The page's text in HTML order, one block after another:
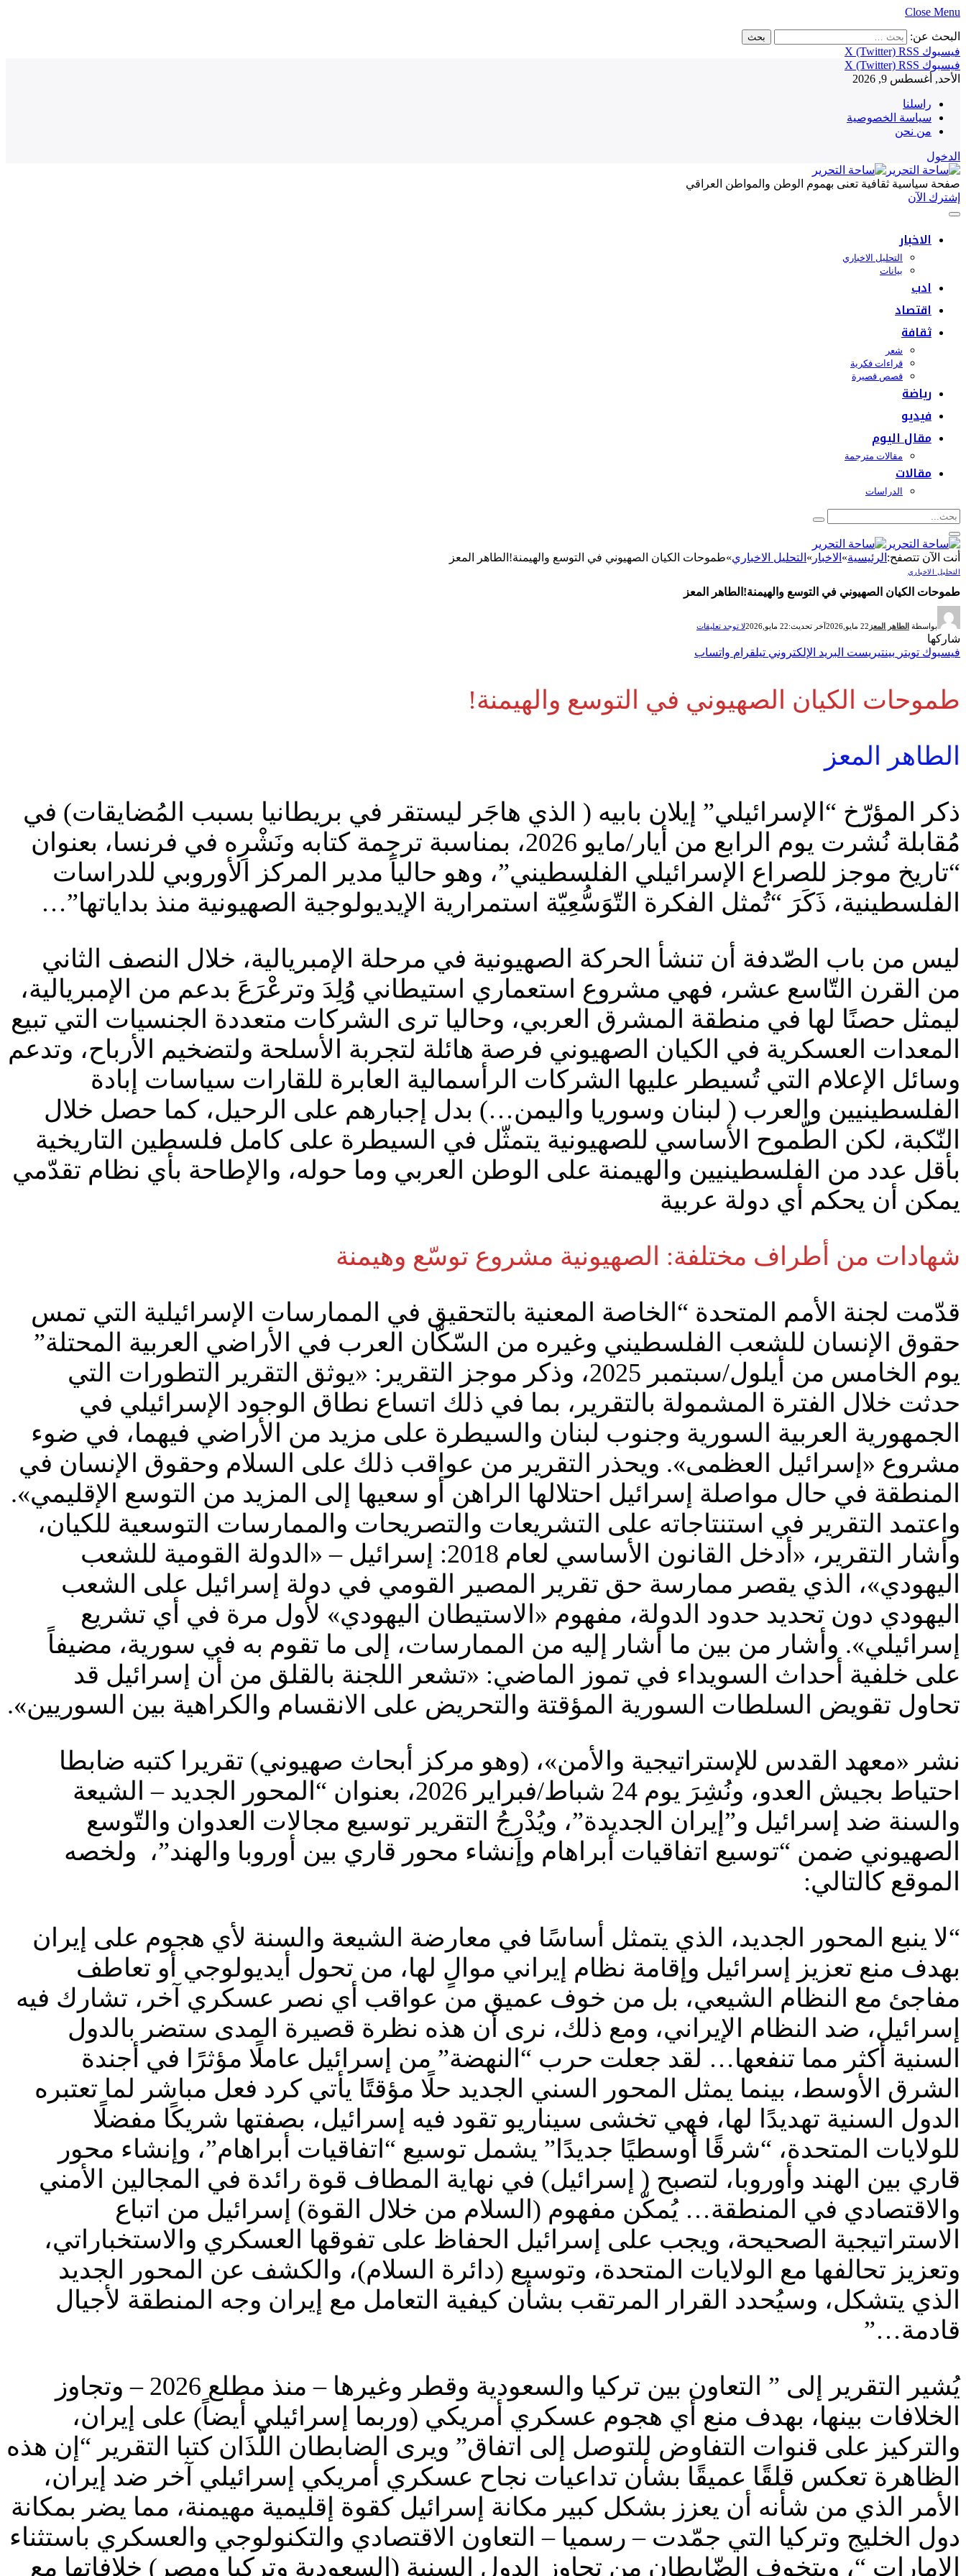
Close Menu
البحث عن:
فيسبوك
X (Twitter) RSS
فيسبوك
X (Twitter) RSS
الأحد, أغسطس 9, 2026
راسلنا
سياسة الخصوصية
من نحن
الدخول
صفحة سياسية ثقافية تعنى بهموم الوطن والمواطن العراقي
إشترك الآن
الاخبار
التحليل الاخباري
بيانات
ادب
اقتصاد
ثقافة
شعر
قراءات فكرية
قصص قصيرة
رياضة
فيديو
مقال اليوم
مقالات مترجمة
مقالات
الدراسات
أنت الآن تتصفح: الرئيسية» الاخبار » التحليل الاخباري»طموحات الكيان الصهيوني في التوسع والهيمنة!الطاهر المعز
التحليل الاخباري
طموحات الكيان الصهيوني في التوسع والهيمنة!الطاهر المعز
بواسطة الطاهر المعز 22 مايو,2026 آخر تحديث:22 مايو,2026 لا توجد تعليقات
شاركها
فيسبوك تويتر بينتيريست البريد الإلكتروني تيلقرام واتساب
طموحات الكيان الصهيوني في التوسع والهيمنة!
الطاهر المعز
ذكر المؤرّخ “الإسرائيلي” إيلان بابيه ( الذي هاجَر ليستقر في بريطانيا بسبب المُضايقات) في
مُقابلة نُشرت يوم الرابع من أيار/مايو 2026، بمناسبة ترجمة كتابه ونَشْرِه في فرنسا، بعنوان
“تاريخ موجز للصراع الإسرائيلي الفلسطيني”، وهو حالياً مدير المركز الأوروبي للدراسات
الفلسطينية، ذَكَرَ “تُمثل الفكرة التّوَسُّعِيّة استمرارية الإيديولوجية الصهيونية منذ بداياتها”…
ليس من باب الصّدفة أن تنشأ الحركة الصهيونية في مرحلة الإمبريالية، خلال النصف الثاني
من القرن التّاسع عشر، فهي مشروع استعماري استيطاني وُلِدَ وترعْرَعَ بدعم من الإمبريالية،
ليمثل حصنًا لها في منطقة المشرق العربي، وحاليا ترى الشركات متعددة الجنسيات التي تبيع
المعدات العسكرية في الكيان الصهيوني فرصة هائلة لتجربة الأسلحة ولتضخيم الأرباح، وتدعم
وسائل الإعلام التي تُسيطر عليها الشركات الرأسمالية العابرة للقارات سياسات إبادة
الفلسطينيين والعرب ( لبنان وسوريا واليمن…) بدل إجبارهم على الرحيل، كما حصل خلال
النّكبة، لكن الطّموح الأساسي للصهيونية يتمثّل في السيطرة على كامل فلسطين التاريخية
بأقل عدد من الفلسطينيين والهيمنة على الوطن العربي وما حوله، والإطاحة بأي نظام تقدّمي
يمكن أن يحكم أي دولة عربية
شهادات من أطراف مختلفة: الصهيونية مشروع توسّع وهيمنة
قدّمت لجنة الأمم المتحدة “الخاصة المعنية بالتحقيق في الممارسات الإسرائيلية التي تمس
حقوق الإنسان للشعب الفلسطيني وغيره من السّكّان العرب في الأراضي العربية المحتلة”
يوم الخامس من أيلول/سبتمبر 2025، وذكر موجز التقرير: «يوثق التقرير التطورات التي
حدثت خلال الفترة المشمولة بالتقرير، بما في ذلك اتساع نطاق الوجود الإسرائيلي في
الجمهورية العربية السورية وجنوب لبنان والسيطرة على مزيد من الأراضي فيهما، في ضوء
مشروع «إسرائيل العظمى». ويحذر التقرير من عواقب ذلك على السلام وحقوق الإنسان في
المنطقة في حال مواصلة إسرائيل احتلالها الراهن أو سعيها إلى المزيد من التوسع الإقليمي».
واعتمد التقرير في استنتاجاته على التشريعات والتصريحات والممارسات التوسعية للكيان،
وأشار التقرير، «أدخل القانون الأساسي لعام 2018: إسرائيل – «الدولة القومية للشعب
اليهودي»، الذي يقصر ممارسة حق تقرير المصير القومي في دولة إسرائيل على الشعب
اليهودي دون تحديد حدود الدولة، مفهوم «الاستيطان اليهودي» لأول مرة في أي تشريع
إسرائيلي». وأشار من بين ما أشار إليه من الممارسات، إلى ما تقوم به في سورية، مضيفاً
على خلفية أحداث السويداء في تموز الماضي: «تشعر اللجنة بالقلق من أن إسرائيل قد
تحاول تقويض السلطات السورية المؤقتة والتحريض على الانقسام والكراهية بين السوريين».
نشر «معهد القدس للإستراتيجية والأمن»، (وهو مركز أبحاث صهيوني) تقريرا كتبه ضابطا
احتياط بجيش العدو، ونُشِرَ يوم 24 شباط/فبراير 2026، بعنوان “المحور الجديد – الشيعة
والسنة ضد إسرائيل و”إيران الجديدة”، ويُدْرِجُ التقرير توسيع مجالات العدوان والتّوسع
الصهيوني ضمن “توسيع اتفاقيات أبراهام وإنشاء محور قاري بين أوروبا والهند”، ولخصه
الموقع كالتالي:
“لا ينبع المحور الجديد، الذي يتمثل أساسًا في معارضة الشيعة والسنة لأي هجوم على إيران
بهدف منع تعزيز إسرائيل وإقامة نظام إيراني موالٍ لها، من تحول أيديولوجي أو تعاطف
مفاجئ مع النظام الشيعي، بل من خوف عميق من عواقب أي نصر عسكري آخر، تشارك فيه
إسرائيل، ضد النظام الإيراني، ومع ذلك، نرى أن هذه نظرة قصيرة المدى ستضر بالدول
السنية أكثر مما تنفعها… لقد جعلت حرب “النهضة” من إسرائيل عاملًا مؤثرًا في أجندة
الشرق الأوسط، بينما يمثل المحور السني الجديد حلًا مؤقتًا يأتي كرد فعل مباشر لما تعتبره
الدول السنية تهديدًا لها، فهي تخشى سيناريو تقود فيه إسرائيل، بصفتها شريكًا مفضلًا
للولايات المتحدة، “شرقًا أوسطيًا جديدًا” يشمل توسيع “اتفاقيات أبراهام”، وإنشاء محور
قاري بين الهند وأوروبا، لتصبح ( إسرائيل) في نهاية المطاف قوة رائدة في المجالين الأمني
والاقتصادي في المنطقة… يُمكّن مفهوم (السلام من خلال القوة) إسرائيل من اتباع
الاستراتيجية الصحيحة، ويجب على إسرائيل الحفاظ على تفوقها العسكري والاستخباراتي،
وتعزيز تحالفها مع الولايات المتحدة، وتوسيع (دائرة السلام)، والكشف عن المحور الجديد
الذي يتشكل، وسيُحدد القرار المرتقب بشأن كيفية التعامل مع إيران وجه المنطقة لأجيال
قادمة…”
يُشير التقرير إلى ” التعاون بين تركيا والسعودية وقطر وغيرها – منذ مطلع 2026 – وتجاوز
الخلافات بينها، بهدف منع أي هجوم عسكري أمريكي (وربما إسرائيلي أيضاً) على إيران،
والتركيز على قنوات التفاوض للتوصل إلى اتفاق” ويرى الضابطان اللّذَان كتبا التقرير “إن هذه
الظاهرة تعكس قلقًا عميقًا بشأن تداعيات نجاح عسكري أمريكي إسرائيلي آخر ضد إيران،
الأمر الذي من شأنه أن يعزز بشكل كبير مكانة إسرائيل كقوة إقليمية مهيمنة، مما يضر بمكانة
دول الخليج وتركيا التي جمّدت – رسميا – التعاون الاقتصادي والتكنولوجي والعسكري باستثناء
الإمارات “، ويتخوف الضّابطان من تجاوز الدول السنية (السعودية وتركيا ومصر) خلافاتها مع